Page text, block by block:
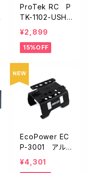
ProTek RC P
TK-1102-USHA
LO ProTek R
Cシャーシプロ
テクター【USA
125×335mm/2
枚入】
¥2,899
15%OFF
EcoPower EC
P-3001 アルミ
製カースタンド・
回転式【1/10・1/
¥4,301